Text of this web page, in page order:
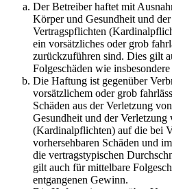
Der Betreiber haftet mit
Körper und Gesundheit und
Vertragspflichten
ein vorsätzliches oder grob
zurückzuführen sind. Dies gilt
Folgeschäden wie
Die Haftung ist gegenüber
vorsätzlichem oder grob
Schäden aus der Verletzung
Gesundheit und der
(Kardinalpflichten) auf die bei
vorhersehbaren Schäden und
die vertragstypischen
gilt auch für mittelbare
entgangenen Gewinn.